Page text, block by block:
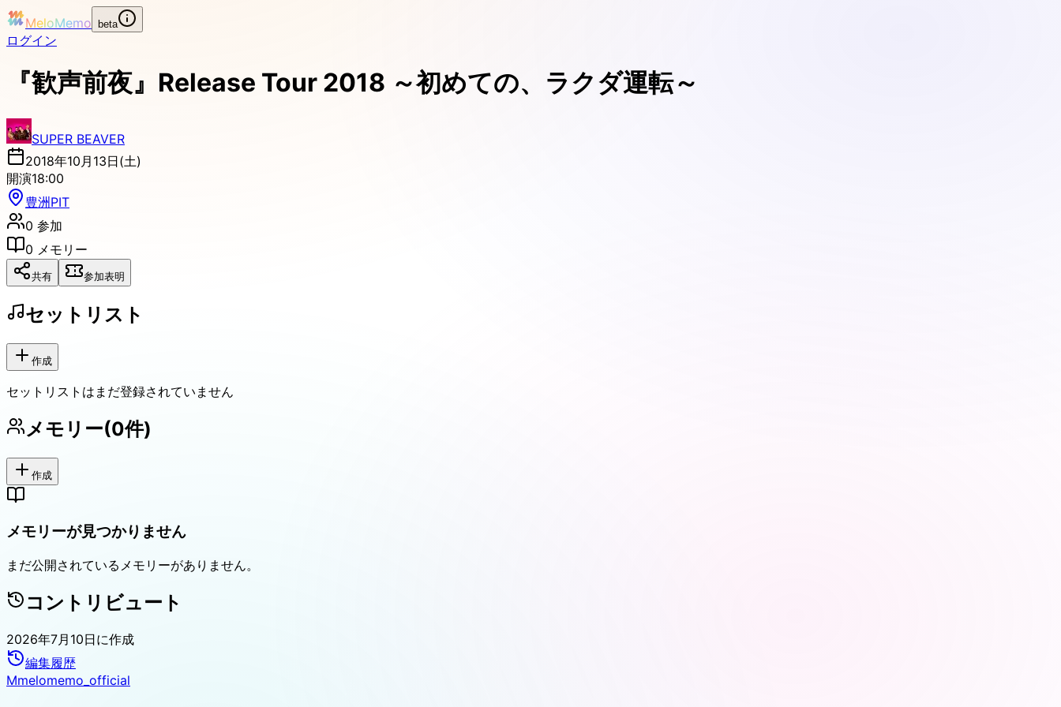
MeloMemo beta
ログイン
『歓声前夜』Release Tour 2018 ～初めての、ラクダ運転～
SUPER BEAVER
2018年10月13日(土)
開演18:00
豊洲PIT
0 参加
0 メモリー
共有 参加表明
セットリスト
作成
セットリストはまだ登録されていません
メモリー(0件)
作成
メモリーが見つかりません
まだ公開されているメモリーがありません。
コントリビュート
2026年7月10日に作成
編集履歴
Mmelomemo_official